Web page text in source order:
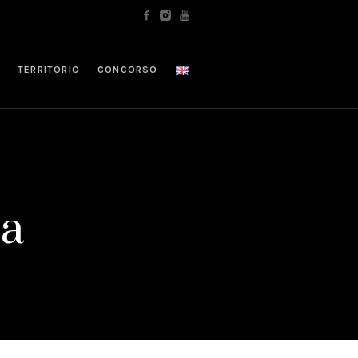
TERRITORIO CONCORSO